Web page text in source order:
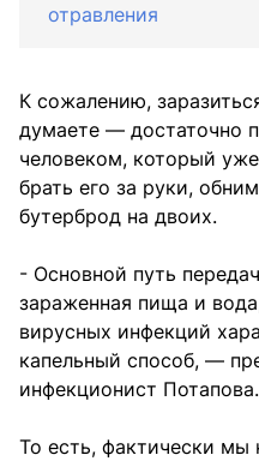
отравления
К сожалению,
думаете — достаточно
человеком, который
брать его за руки,
бутерброд на двоих.
- Основной путь
зараженная пища и
вирусных инфекций
капельный способ, —
инфекционист Потапова.
То есть, фактически мы